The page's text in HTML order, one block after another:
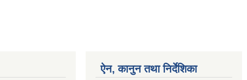
ऐन, कानुन तथा निर्देशिका